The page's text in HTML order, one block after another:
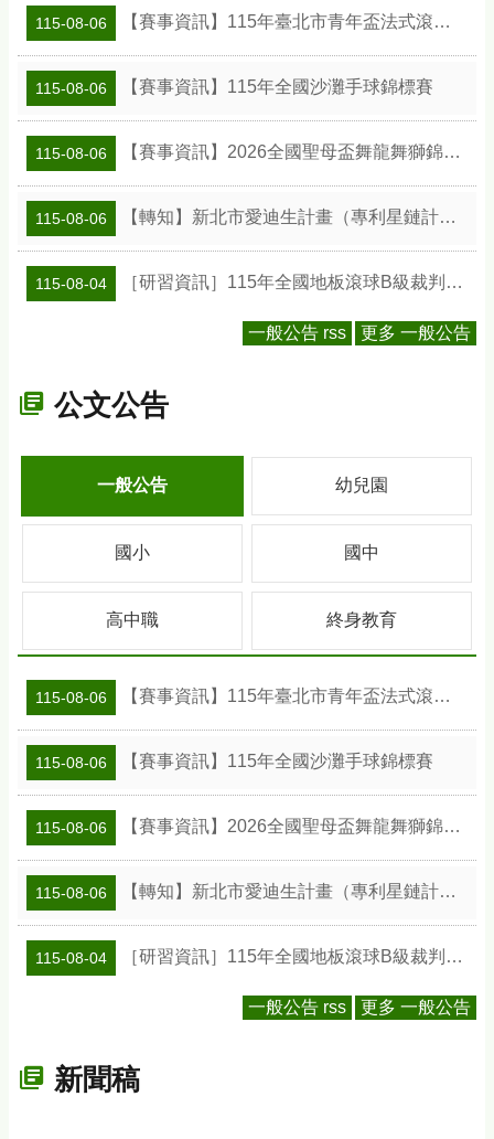
115-08-06 【賽事資訊】115年臺北市青年盃法式滾球錦標賽
115-08-06 【賽事資訊】115年全國沙灘手球錦標賽
115-08-06 【賽事資訊】2026全國聖母盃舞龍舞獅錦標賽
115-08-06 【轉知】新北市愛迪生計畫（專利星鏈計畫）專利教學種子教師工作坊
115-08-04 ［研習資訊］115年全國地板滾球B級裁判研習會
一般公告 rss 更多 一般公告
公文公告
一般公告 幼兒園
國小 國中
高中職 終身教育
115-08-06 【賽事資訊】115年臺北市青年盃法式滾球錦標賽
115-08-06 【賽事資訊】115年全國沙灘手球錦標賽
115-08-06 【賽事資訊】2026全國聖母盃舞龍舞獅錦標賽
115-08-06 【轉知】新北市愛迪生計畫（專利星鏈計畫）專利教學種子教師工作坊
115-08-04 ［研習資訊］115年全國地板滾球B級裁判研習會
一般公告 rss 更多 一般公告
新聞稿